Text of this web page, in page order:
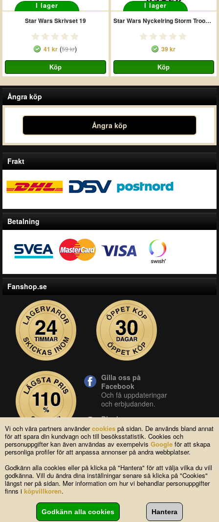
Vi och våra partners användercookies på sidan. De används bland annat
för att spara din kundvagn och till besöksstatistik. Cookies och
personuppgifter kan även användas av exempelvis Google för att skapa
personliga profiler för att anpassa annonser på andra webbplatser.
Godkänn alla cookies eller på klicka på "Hantera" för att välja vilka du vill
godkänna. Vill du ändra dina inställningar senare så klicka på "Cookies"
längst ner på sidan. Mer information om hur vi behandlar personuppgifter
finns i köpvillkoren.
I lager
Star Wars Skrivset 19
41 kr (59 kr)
I lager
Star Wars Nyckelring Storm Trooper
39 kr
Ångra köp
Ångra köp
Frakt
Betalning
Fanshop.se
Gilla oss på
Facebook
Och få uppdateringar
och erbjudanden.
Blocket
Vår butik på blocket.
YouTube
Se våra produkter live
Copyright © 2004-2026 Lagsidan AB
FAQ|Om oss|Köpvillkor|Cookies |Kontakta oss